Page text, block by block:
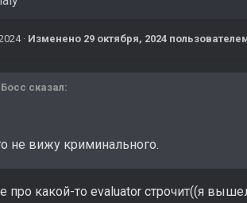
· Изменено 29 октября, 2024
Босс сказал:
не вижу криминального.
какой-то evaluator строчит((я